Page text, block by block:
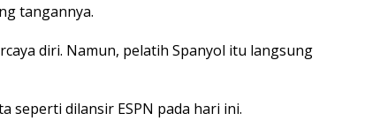
tangannya.
diri. Namun, pelatih Spanyol itu langsung
seperti dilansir ESPN pada hari ini.